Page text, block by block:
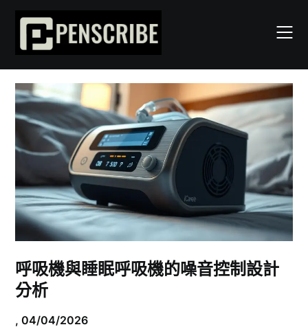
content
呼吸機與睡眠呼吸機的噪音控制設計
分析
,04/04/2026